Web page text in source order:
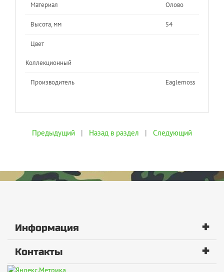
Материал Олово
Высота, мм 54
Цвет
Коллекционный
Производитель Eaglemoss
Предыдущий | Назад в раздел | Следующий
Информация +
Контакты +